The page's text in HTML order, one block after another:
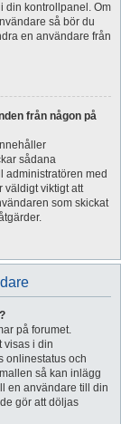
din kontrollpanel. Om
så bör du
en användare från
från någon på
sådana
administratören med
väldigt viktigt att
som skickat
på forumet.
visas i din
onlinestatus och
så kan inlägg
en användare till din
gör att döljas